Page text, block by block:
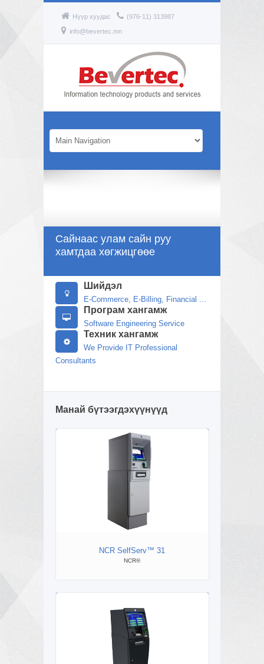
Нүүр хуудас (976-11) 313987
info@bevertec.mn
Сайнаас улам сайн руу
хамтдаа хөгжицгөөе
Шийдэл
E-Commerce, E-Billing, Financial ...
Програм хангамж
Software Engineering Service
Техник хангамж
We Provide IT Professional
Consultants
Манай бүтээгдэхүүнүүд
NCR SelfServ™ 31
NCR®